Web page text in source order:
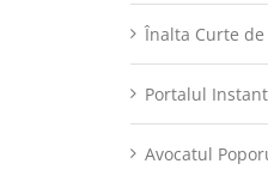
Înalta Curte de
Portalul
Avocatul